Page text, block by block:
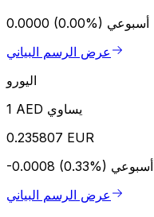
0.0000 (0.00%) أسبوعي
عرض الرسم البياني
اليورو
1 AED يساوي
0.235807 EUR
-0.0008 (0.33%) أسبوعي
عرض الرسم البياني